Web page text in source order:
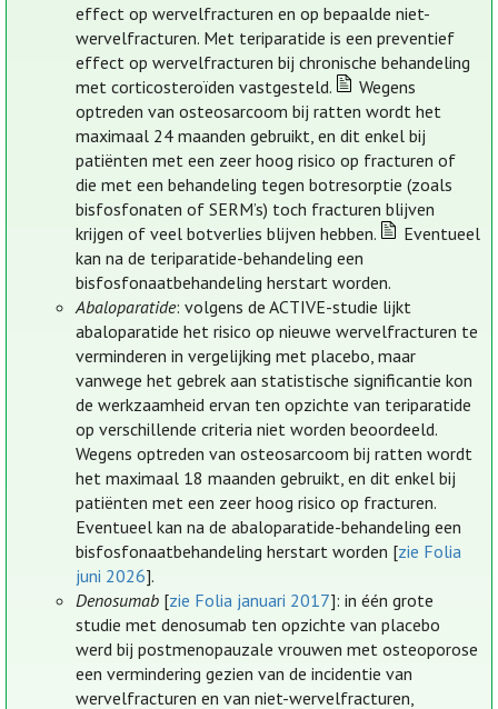
effect op wervelfracturen en op bepaalde niet-
wervelfracturen. Met teriparatide is een preventief
effect op wervelfracturen bij chronische behandeling
met corticosteroïden vastgesteld.
Wegens
optreden van osteosarcoom bij ratten wordt het
maximaal 24 maanden gebruikt, en dit enkel bij
patiënten met een zeer hoog risico op fracturen of
die met een behandeling tegen botresorptie (zoals
bisfosfonaten of SERM’s) toch fracturen blijven
krijgen of veel botverlies blijven hebben.
Eventueel
kan na de teriparatide-behandeling een
bisfosfonaatbehandeling herstart worden.
Abaloparatide: volgens de ACTIVE-studie lijkt
abaloparatide het risico op nieuwe wervelfracturen te
verminderen in vergelijking met placebo, maar
vanwege het gebrek aan statistische significantie kon
de werkzaamheid ervan ten opzichte van teriparatide
op verschillende criteria niet worden beoordeeld.
Wegens optreden van osteosarcoom bij ratten wordt
het maximaal 18 maanden gebruikt, en dit enkel bij
patiënten met een zeer hoog risico op fracturen.
Eventueel kan na de abaloparatide-behandeling een
bisfosfonaatbehandeling herstart worden [zie Folia
juni 2026].
Denosumab [zie Folia januari 2017]: in één grote
studie met denosumab ten opzichte van placebo
werd bij postmenopauzale vrouwen met osteoporose
een vermindering gezien van de incidentie van
wervelfracturen en van niet-wervelfracturen,